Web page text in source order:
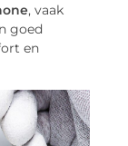
, vaak
goed
en